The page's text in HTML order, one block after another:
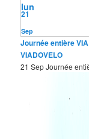
Sep
21
lun
Journée entière
VIADOVELO
21 SepJournée